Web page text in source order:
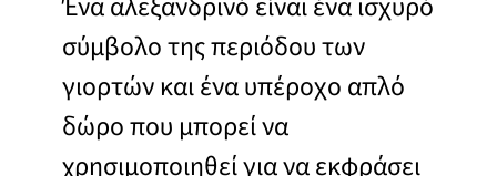
σύμβολο της περιόδου των
γιορτών και ένα υπέροχο απλό
δώρο που μπορεί να
χρησιμοποιηθεί για να εκφράσει